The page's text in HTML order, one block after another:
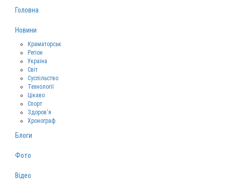
Головна
Новини
Краматорськ
Регіон
Україна
Світ
Суспільство
Технології
Цікаво
Спорт
Здоров‘я
Хронограф
Блоги
Фото
Відео